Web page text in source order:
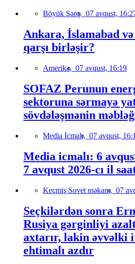
Böyük Şərq, 07 avqust,
Ankara, İslamabad
qarşı birləşir?
Amerika, 07 avqust, 16:19
SOFAZ Perunun
sektoruna sərmayə
sövdələşmənin
Media İcmalı, 07 avqust,
Media icmalı: 6
7 avqust 2026-cı il
Keçmiş Sovet məkanı, 07
Seçkilərdən sonra
Rusiya gərginliyi
axtarır, lakin əvvəlki
ehtimalı azdır